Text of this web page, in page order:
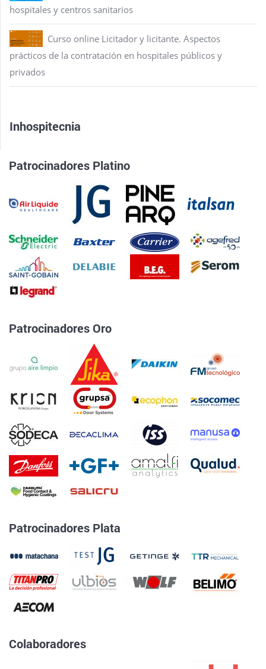
hospitales y centros sanitarios
Curso online Licitador y licitante. Aspectos
prácticos de la contratación en hospitales públicos y
privados
Inhospitecnia
Patrocinadores Platino
Patrocinadores Oro
Patrocinadores Plata
Colaboradores